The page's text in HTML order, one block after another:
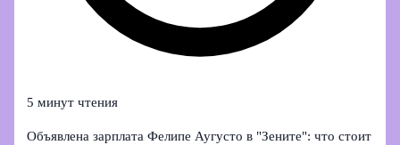
5 минут чтения
Объявлена зарплата Фелипе Аугусто в "Зените": что стоит